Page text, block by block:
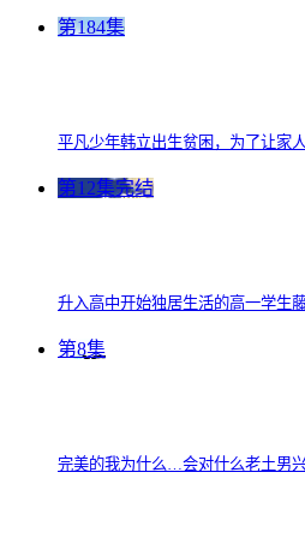
第184集
平凡少年韩立出生贫困，为了让家
第12集完结
升入高中开始独居生活的高一学生藤
第8集
完美的我为什么…会对什么老土男兴